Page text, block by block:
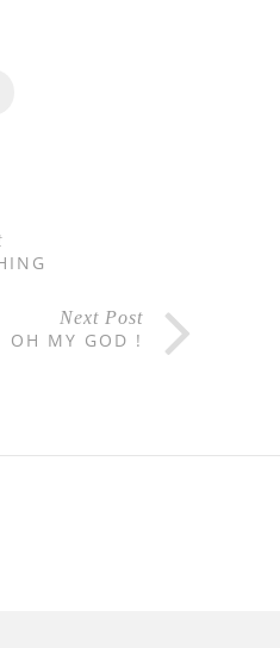
Next Post
OH MY GOD !